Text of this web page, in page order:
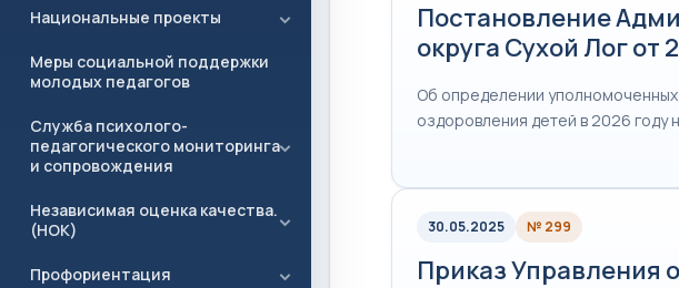
Национальные проекты
Меры социальной поддержки
молодых педагогов
Служба психолого-
педагогического мониторинга
и сопровождения
Независимая оценка качества.
(НОК)
Профориентация
Постановление
округа Сухой Лог
Об определении
оздоровления детей в 2026 году
30.05.2025 № 299
Приказ Управления